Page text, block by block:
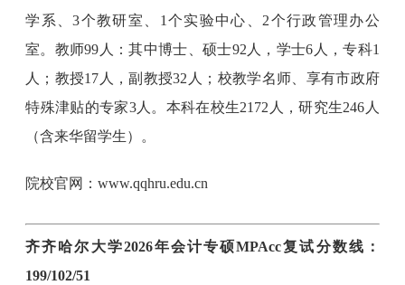
学系、3个教研室、1个实验中心、2个行政管理办公
室。教师99人：其中博士、硕士92人，学士6人，专科1
人；教授17人，副教授32人；校教学名师、享有市政府
特殊津贴的专家3人。本科在校生2172人，研究生246人
（含来华留学生）。
院校官网：www.qqhru.edu.cn
齐齐哈尔大学2026年会计专硕MPAcc复试分数线：
199/102/51